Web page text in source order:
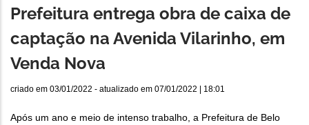
Prefeitura entrega obra de caixa de
captação na Avenida Vilarinho, em
Venda Nova
criado em 03/01/2022 - atualizado em 07/01/2022 | 18:01
Após um ano e meio de intenso trabalho, a Prefeitura de Belo